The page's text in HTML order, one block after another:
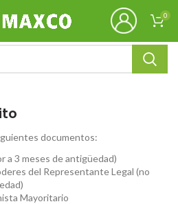
0
documentos:
a 3 meses de antigüedad)
del Representante Legal (no
Mayoritario